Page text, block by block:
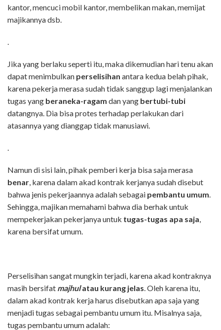
kantor, mencuci mobil kantor, membelikan makan, memijat
majikannya dsb.
.
Jika yang berlaku seperti itu, maka dikemudian hari tenu akan
dapat menimbulkan perselisihan antara kedua belah pihak,
karena pekerja merasa sudah tidak sanggup lagi menjalankan
tugas yang beraneka-ragam dan yang bertubi-tubi
datangnya. Dia bisa protes terhadap perlakukan dari
atasannya yang dianggap tidak manusiawi.
.
Namun di sisi lain, pihak pemberi kerja bisa saja merasa
benar, karena dalam akad kontrak kerjanya sudah disebut
bahwa jenis pekerjaannya adalah sebagai pembantu umum.
Sehingga, majikan memahami bahwa dia berhak untuk
mempekerjakan pekerjanya untuk tugas-tugas apa saja,
karena bersifat umum.
Perselisihan sangat mungkin terjadi, karena akad kontraknya
masih bersifat majhulatau kurang jelas. Oleh karena itu,
dalam akad kontrak kerja harus disebutkan apa saja yang
menjadi tugas sebagai pembantu umum itu. Misalnya saja,
tugas pembantu umum adalah: